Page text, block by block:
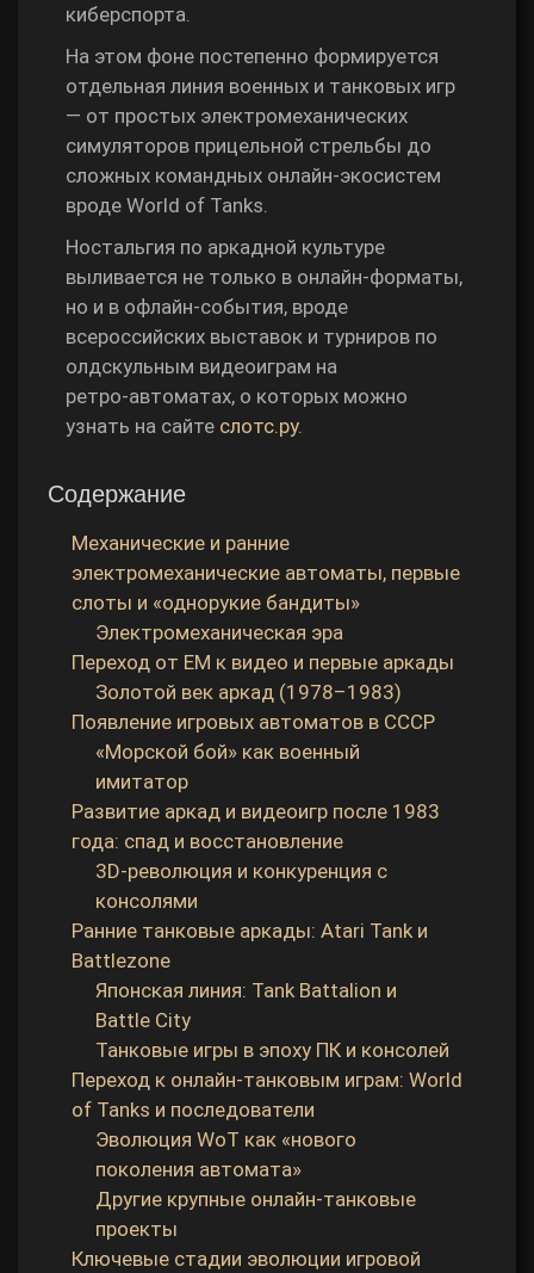
киберспорта.
На этом фоне постепенно формируется
отдельная линия военных и танковых игр
— от простых электромеханических
симуляторов прицельной стрельбы до
сложных командных онлайн‑экосистем
вроде World of Tanks.
Ностальгия по аркадной культуре
выливается не только в онлайн‑форматы,
но и в офлайн‑события, вроде
всероссийских выставок и турниров по
олдскульным видеоиграм на
ретро‑автоматах, о которых можно
узнать на сайте слотс.ру.
Содержание
Механические и ранние
электромеханические автоматы, первые
слоты и «однорукие бандиты»
Электромеханическая эра
Переход от EM к видео и первые аркады
Золотой век аркад (1978–1983)
Появление игровых автоматов в СССР
«Морской бой» как военный
имитатор
Развитие аркад и видеоигр после 1983
года: спад и восстановление
3D‑революция и конкуренция с
консолями
Ранние танковые аркады: Atari Tank и
Battlezone
Японская линия: Tank Battalion и
Battle City
Танковые игры в эпоху ПК и консолей
Переход к онлайн‑танковым играм: World
of Tanks и последователи
Эволюция WoT как «нового
поколения автомата»
Другие крупные онлайн‑танковые
проекты
Ключевые стадии эволюции игровой